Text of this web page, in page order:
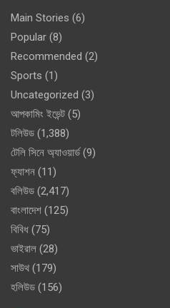
Main Stories (6)
Popular (8)
Recommended (2)
Sports (1)
Uncategorized (3)
আপকামিং ইভেন্ট (5)
টলিউড (1,388)
টেলি সিনে অ্যাওয়ার্ড(9)
ফ্যাশন (11)
বলিউড (2,417)
বাংলাদেশ (125)
বিবিধ (75)
ভাইরাল (28)
সাউথ (179)
হলিউড (156)